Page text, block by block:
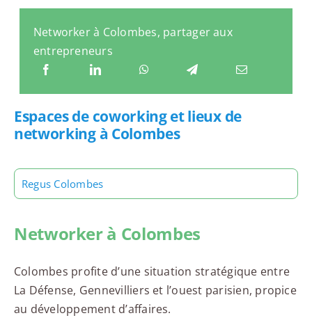
Networker à Colombes, partager aux
entrepreneurs
Espaces de coworking et lieux de
networking à Colombes
Regus Colombes
Networker à Colombes
Colombes profite d’une situation stratégique entre
La Défense, Gennevilliers et l’ouest parisien, propice
au développement d’affaires.